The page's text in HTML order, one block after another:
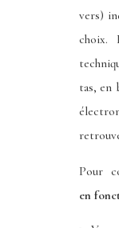
vers)
tas, en
Pour
en